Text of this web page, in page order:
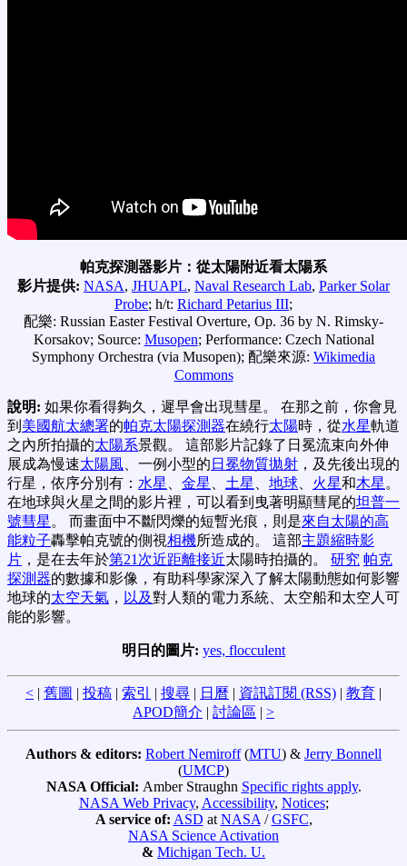
帕克探測器影片：從太陽附近看太陽系
影片提供: NASA, JHUAPL, Naval Research Lab, Parker Solar
Probe; h/t: Richard Petarius III;
配樂: Russian Easter Festival Overture, Op. 36 by N. Rimsky-
Korsakov; Source: Musopen; Performance: Czech National
Symphony Orchestra (via Musopen); 配樂來源: Wikimedia
Commons
說明: 如果你看得夠久，遲早會出現彗星。 在那之前，你會見
到 美國航太總署的帕克太陽探測器在繞行太陽時，從水星軌道
之內所拍攝的太陽系景觀。 這部影片記錄了日冕流束向外伸
展成為慢速太陽風 、一例小型的 日冕物質拋射 ，及先後出現的
行星，依序分別有： 水星 金星 土星 地球 火星和木星 。
在地球與火星之間的影片裡，可以看到曳著明顯彗尾的坦普一
號彗星 。 而畫面中不斷閃爍的短暫光痕，則是來自太陽的高
能粒子轟擊帕克號的側視相機所造成的。 這部主題縮時影
片 ，是在去年於第21次近距離接近太陽時拍攝的。 研究 帕克
探測器的數據和影像，有助科學家深入了解太陽動態如何影響
地球的太空天氣 ， 以及對人類的電力系統、太空船和太空人可
能的影響。
明日的圖片: yes, flocculent
< | 舊圖 | 投稿 | 索引 | 搜尋 | 日曆 | 資訊訂閱 (RSS) | 教育 |
APOD簡介 | 討論區 | >
Authors & editors: Robert Nemiroff(MTU) & Jerry Bonnell
(UMCP)
NASA Official: Amber Straughn Specific rights apply.
NASA Web Privacy, Accessibility, Notices;
A service of: ASD at NASA /GSFC,
NASA Science Activation
& Michigan Tech. U.